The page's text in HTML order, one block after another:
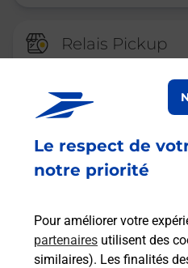
Le respect de
notre priorité
Pour améliorer votre
partenaires utilisent des
similaires). Les finalités
Relais Pickup
CONSIGNE
MONTLUCON
jusqu'à
RUE BENOIT
03100 MONTLUCON
Malin !